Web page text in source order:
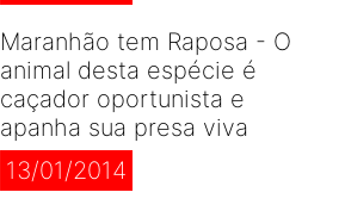
Maranhão tem Raposa - O
animal desta espécie é
caçador oportunista e
apanha sua presa viva
13/01/2014